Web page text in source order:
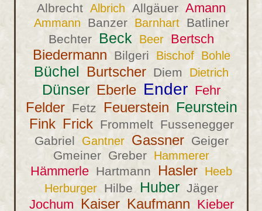
Albrecht Albrich Allgäuer Amann
Ammann Banzer Barnhart
Batliner
Bechter
Beck Beer Bertsch
Biedermann Bilgeri Bischof Bohle
Büchel Burtscher Diem Dietrich
Dünser Eberle Ender Fehr
Felder Fetz Feuerstein Feurstein
Fink Frick Frommelt Fussenegger
Gabriel
Gantner Gassner Geiger
Gmeiner Greber Hammerer
Hämmerle Hartmann Hasler Heeb
Herburger Hilbe Huber Jäger
Jochum Kaiser Kaufmann Kieber